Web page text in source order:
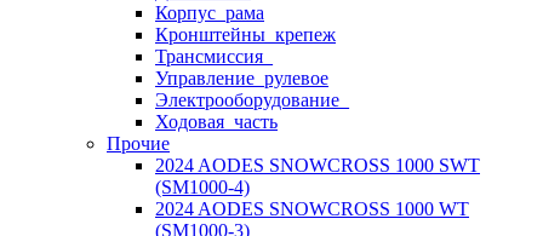
Корпус_рама
Кронштейны_крепеж
Трансмиссия_
Управление_рулевое
Электрооборудование_
Ходовая_часть
Прочие
2024 AODES SNOWCROSS 1000 SWT
(SM1000-4)
2024 AODES SNOWCROSS 1000 WT
(SM1000-3)